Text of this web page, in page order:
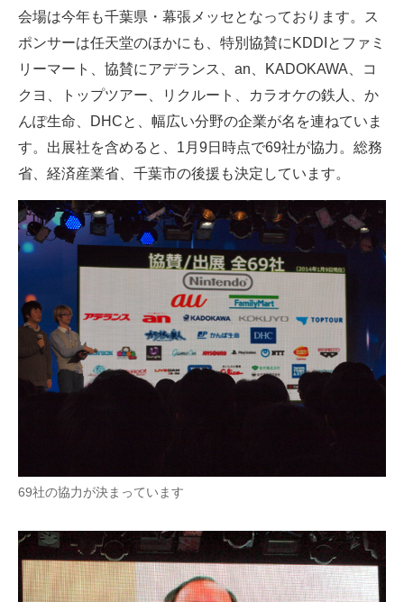
会場は今年も千葉県・幕張メッセとなっております。ス
ポンサーは任天堂のほかにも、特別協賛にKDDIとファミ
リーマート、協賛にアデランス、an、KADOKAWA、コ
クヨ、トップツアー、リクルート、カラオケの鉄人、か
んぽ生命、DHCと、幅広い分野の企業が名を連ねていま
す。出展社を含めると、1月9日時点で69社が協力。総務
省、経済産業省、千葉市の後援も決定しています。
69社の協力が決まっています